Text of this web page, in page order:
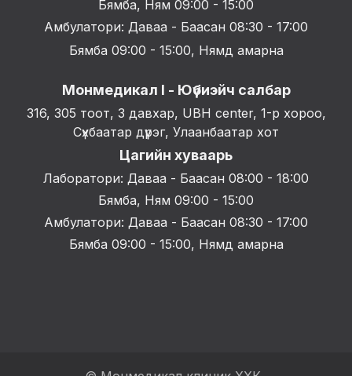
Бямба, Ням 09:00 - 15:00
Амбулатори: Даваа - Баасан 08:30 - 17:00
Бямба 09:00 - 15:00, Нямд амарна
Монмедикал I - Юүбиэйч салбар
316, 305 тоот, 3 давхар, UBH center, 1-р хороо,
Сүхбаатар дүүрэг, Улаанбаатар хот
Цагийн хуваарь
Лаборатори: Даваа - Баасан 08:00 - 18:00
Бямба, Ням 09:00 - 15:00
Амбулатори: Даваа - Баасан 08:30 - 17:00
Бямба 09:00 - 15:00, Нямд амарна